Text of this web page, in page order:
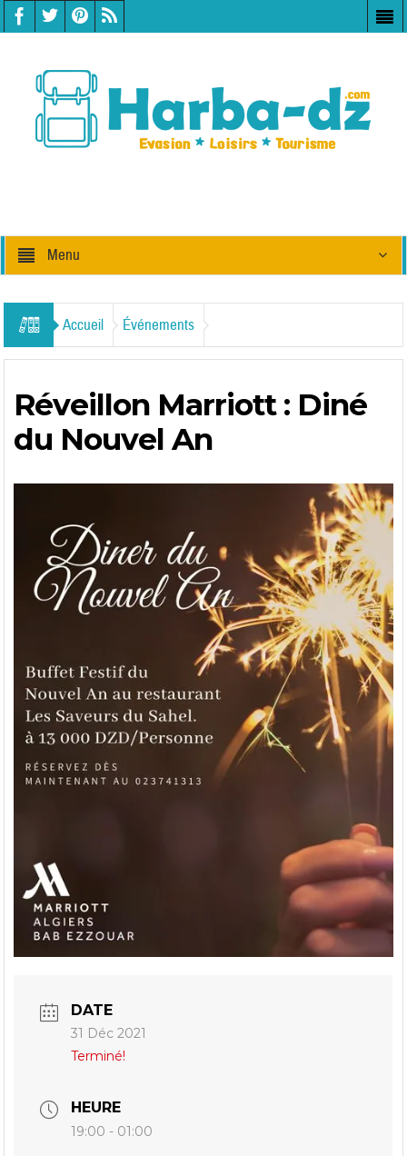
Menu
Accueil Événements
Réveillon Marriott : Diné
du Nouvel An
DATE
31 Déc 2021
Terminé!
HEURE
19:00 - 01:00